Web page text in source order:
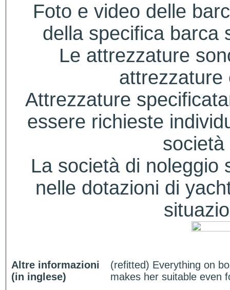
Foto e video delle
della specifica barca
Le attrezzature
attrezzature
Attrezzature
essere richieste
La società di noleggio
nelle dotazioni di
Altre informazioni
(in inglese)
(refitted) Everything on
makes her suitable even